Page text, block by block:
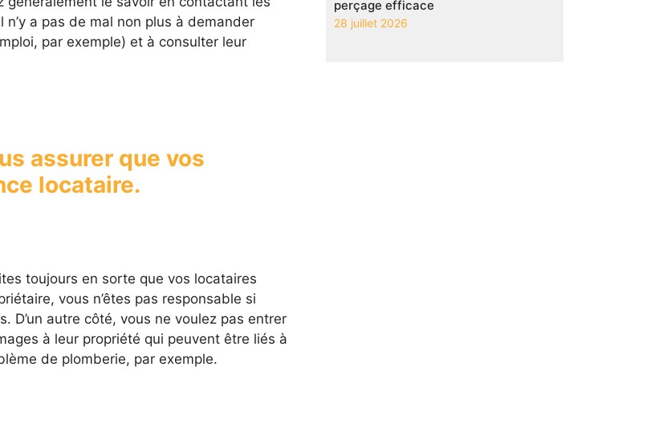
a pas de mal non plus à demander
par exemple) et à consulter leur
assurer que vos
locataire.
toujours en sorte que vos locataires
vous n’êtes pas responsable si
D’un autre côté, vous ne voulez pas entrer
à leur propriété qui peuvent être liés à
de plomberie, par exemple.
perçage efficace
28 juillet 2026